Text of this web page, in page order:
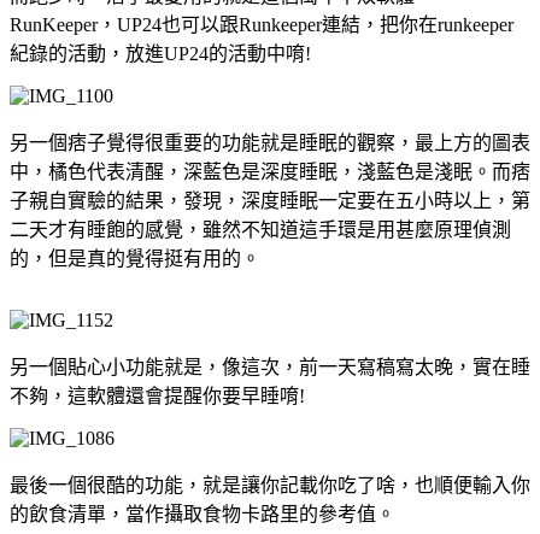
RunKeeper，UP24也可以跟Runkeeper連結，把你在runkeeper
紀錄的活動，放進UP24的活動中唷!
另一個痞子覺得很重要的功能就是睡眠的觀察，最上方的圖表
中，橘色代表清醒，深藍色是深度睡眠，淺藍色是淺眠。而痞
子親自實驗的結果，發現，深度睡眠一定要在五小時以上，第
二天才有睡飽的感覺，雖然不知道這手環是用甚麼原理偵測
的，但是真的覺得挺有用的。
另一個貼心小功能就是，像這次，前一天寫稿寫太晚，實在睡
不夠，這軟體還會提醒你要早睡唷!
最後一個很酷的功能，就是讓你記載你吃了啥，也順便輸入你
的飲食清單，當作攝取食物卡路里的參考值。